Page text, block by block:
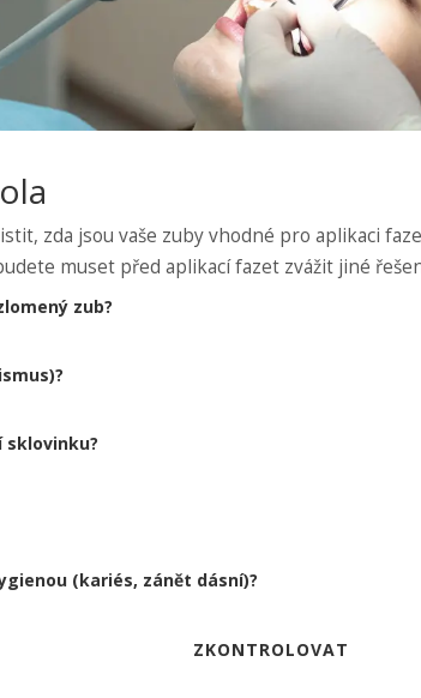
zda jsou vaše zuby vhodné pro aplikaci
muset před aplikací fazet zvážit jiné
zub?
(kariés, zánět dásní)?
ZKONTROLOVAT